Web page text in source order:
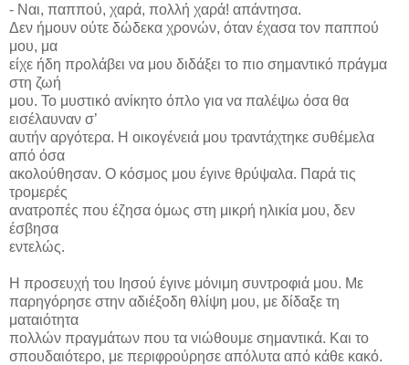
- Ναι, παππού, χαρά, πολλή χαρά! απάντησα.
Δεν ήμουν ούτε δώδεκα χρονών, όταν έχασα τον παππού
μου, μα
είχε ήδη προλάβει να μου διδάξει το πιο σημαντικό πράγμα
στη ζωή
μου. Το μυστικό ανίκητο όπλο για να παλέψω όσα θα
εισέλαυναν σ’
αυτήν αργότερα. Η οικογένειά μου τραντάχτηκε συθέμελα
από όσα
ακολούθησαν. Ο κόσμος μου έγινε θρύψαλα. Παρά τις
τρομερές
ανατροπές που έζησα όμως στη μικρή ηλικία μου, δεν
έσβησα
εντελώς.
Η προσευχή του Ιησού έγινε μόνιμη συντροφιά μου. Με
παρηγόρησε στην αδιέξοδη θλίψη μου, με δίδαξε τη
ματαιότητα
πολλών πραγμάτων που τα νιώθουμε σημαντικά. Και το
σπουδαιότερο, με περιφρούρησε απόλυτα από κάθε κακό.